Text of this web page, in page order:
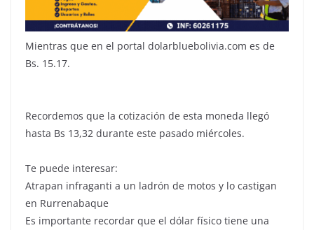
Mientras que en el portal dolarbluebolivia.com es de
Bs. 15.17.
Recordemos que la cotización de esta moneda llegó
hasta Bs 13,32 durante este pasado miércoles.
Te puede interesar:
Atrapan infraganti a un ladrón de motos y lo castigan
en Rurrenabaque
Es importante recordar que el dólar físico tiene una